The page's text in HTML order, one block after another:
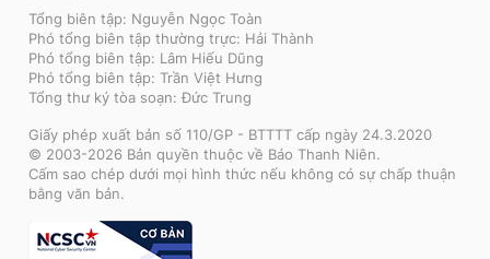
Tổng biên tập: Nguyễn Ngọc Toàn
Phó tổng biên tập thường trực: Hải Thành
Phó tổng biên tập: Lâm Hiếu Dũng
Phó tổng biên tập: Trần Việt Hưng
Tổng thư ký tòa soạn: Đức Trung
Giấy phép xuất bản số 110/GP - BTTTT cấp ngày 24.3.2020
© 2003-2026 Bản quyền thuộc về Báo Thanh Niên.
Cấm sao chép dưới mọi hình thức nếu không có sự chấp thuận
bằng văn bản.